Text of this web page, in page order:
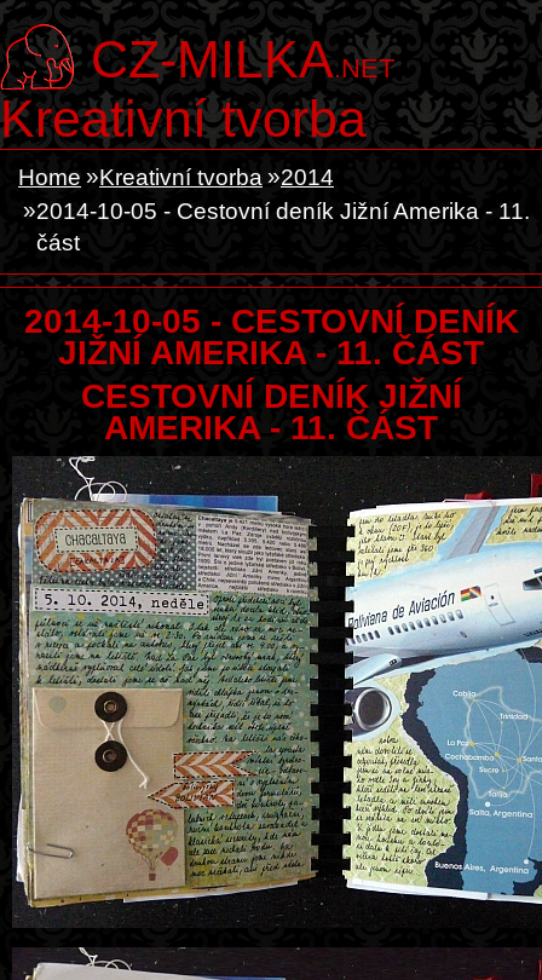
CZ-MILKA.NET
Kreativní tvorba
Home Kreativní tvorba
2014
2014-10-05 - Cestovní deník Jižní Amerika - 11.
část
2014-10-05 - CESTOVNÍ DENÍK
JIŽNÍ AMERIKA - 11. ČÁST
CESTOVNÍ DENÍK JIŽNÍ
AMERIKA - 11. ČÁST